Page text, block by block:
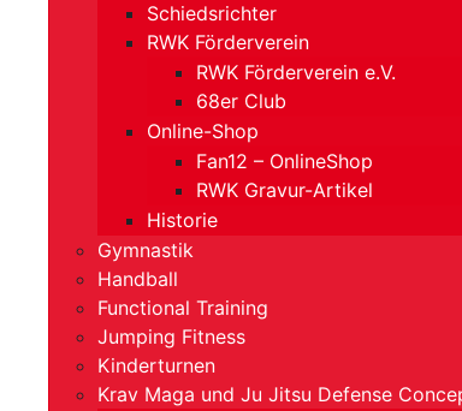
Schiedsrichter
RWK Förderverein
RWK Förderverein e.V.
68er Club
Online-Shop
Fan12 – OnlineShop
RWK Gravur-Artikel
Historie
Gymnastik
Handball
Functional Training
Jumping Fitness
Kinderturnen
Krav Maga und Ju Jitsu Defense